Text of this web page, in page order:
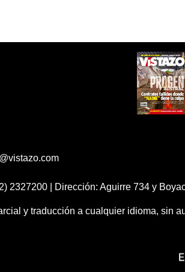
2327200 | Dirección: Aguirre 734 y
y traducción a cualquier idioma, sin